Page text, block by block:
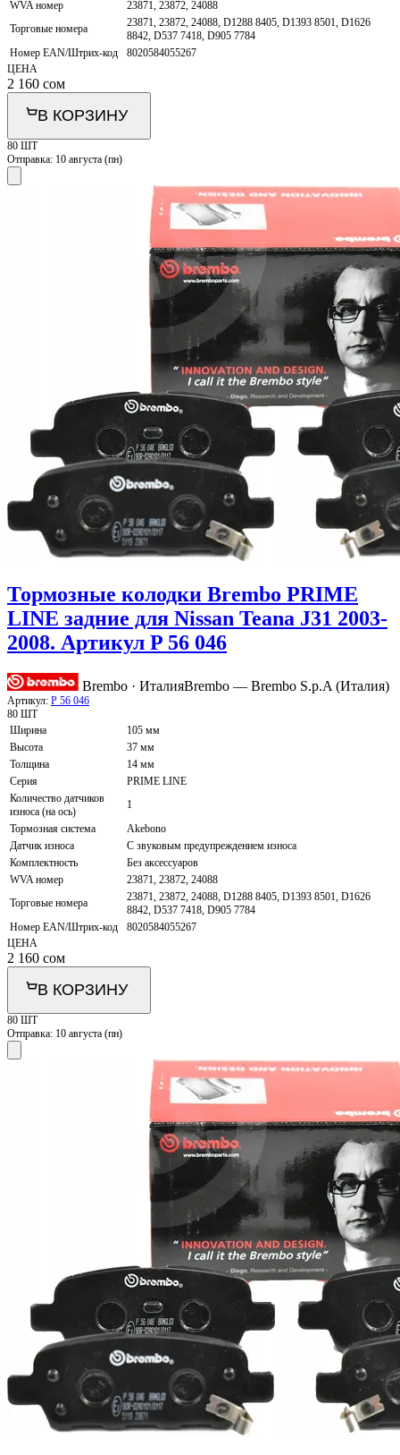
WVA номер
23871, 23872, 24088
Торговые номера
23871, 23872, 24088, D1288 8405, D1393 8501, D1626
8842, D537 7418, D905 7784
Номер EAN/Штрих-код
8020584055267
ЦЕНА
2 160 сом
В КОРЗИНУ
80 ШТ
Отправка: 10 августа (пн)
Тормозные колодки Brembo PRIME
LINE задние для Nissan Teana J31 2003-
2008. Артикул P 56 046
Brembo · ИталияBrembo — Brembo S.p.A (Италия)
Артикул: P 56 046
80 ШТ
Ширина
105 мм
Высота
37 мм
Толщина
14 мм
Серия
PRIME LINE
Количество датчиков
износа (на ось)
1
Тормозная система
Akebono
Датчик износа
С звуковым предупреждением износа
Комплектность
Без аксессуаров
WVA номер
23871, 23872, 24088
Торговые номера
23871, 23872, 24088, D1288 8405, D1393 8501, D1626
8842, D537 7418, D905 7784
Номер EAN/Штрих-код
8020584055267
ЦЕНА
2 160 сом
В КОРЗИНУ
80 ШТ
Отправка: 10 августа (пн)